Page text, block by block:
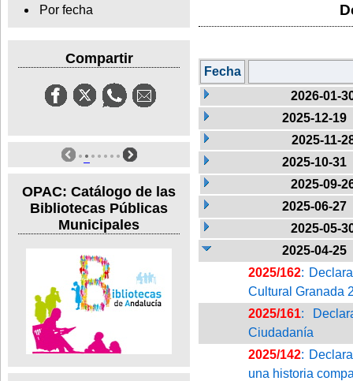
Por fecha
Compartir
OPAC: Catálogo de las
Bibliotecas Públicas
Municipales
Fecha
2026-01-
2025-12-19
2025-11-
2025-10-31
2025-09-
2025-06-27
2025-05-
2025-04-25
2025/162:
Cultural Granada
2025/161:
Ciudadanía
2025/142:
una historia